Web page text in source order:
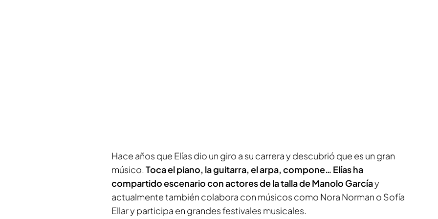
Hace años que Elías dio un giro a su carrera y descubrió que es un gran
músico. Toca el piano, la guitarra, el arpa, compone… Elías ha
compartido escenario con actores de la talla de Manolo Garcíay
actualmente también colabora con músicos como Nora Norman o Sofía
Ellar y participa en grandes festivales musicales.